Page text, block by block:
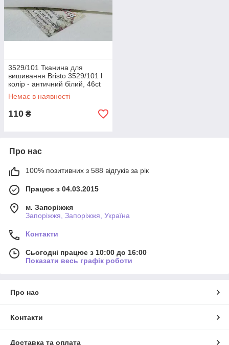
3529/101 Тканина для
вишивання Bristo 3529/101 l
колір - античний білий, 46ct
Немає в наявності
110 ₴
Про нас
100% позитивних з 588 відгуків за рік
Працює з 04.03.2015
м. Запоріжжя
Запоріжжя, Запоріжжя, Україна
Контакти
Сьогодні працює з 10:00 до 16:00
Показати весь графік роботи
Про нас
Контакти
Доставка та оплата